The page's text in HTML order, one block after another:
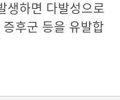
생하면 다발성으로
후군 등을 유발합